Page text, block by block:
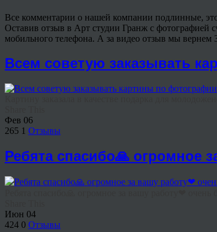
Все комментарии о нашей компании подлинные,
Оставив отзыв в Арт студии Гранж с фотографией
мобильного телефона. А за видео отзыв мы вернем
Всем советую заказывать
Фев 06
265 1 Отзывы
Ребята спасибо🙏 огромное
Июн 04
424 0 Отзывы